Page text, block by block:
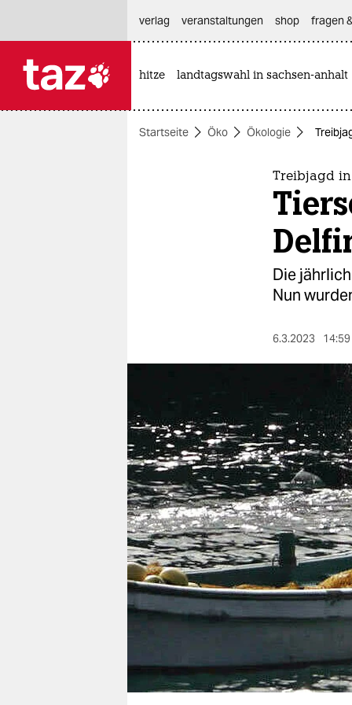
themen
wahrheit
verlag
verlag
veranstaltungen
shop
fragen & hilfe
unterstützen
genossenschaft
verlag
veranstaltungen shop fragen
hitze landtagswahl in sachsen-anhalt
Startseite Öko Ökologie
Treibjagd in
Die
Nun
6.3.2023